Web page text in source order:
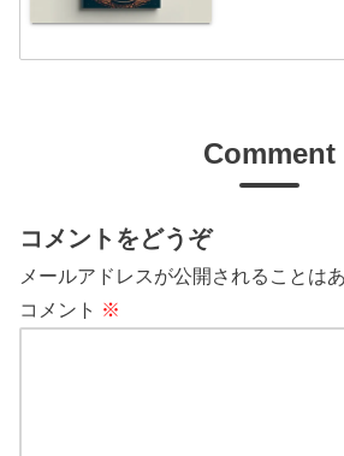
Comment
コメントをどうぞ
メールアドレスが公開されることは
コメント ※